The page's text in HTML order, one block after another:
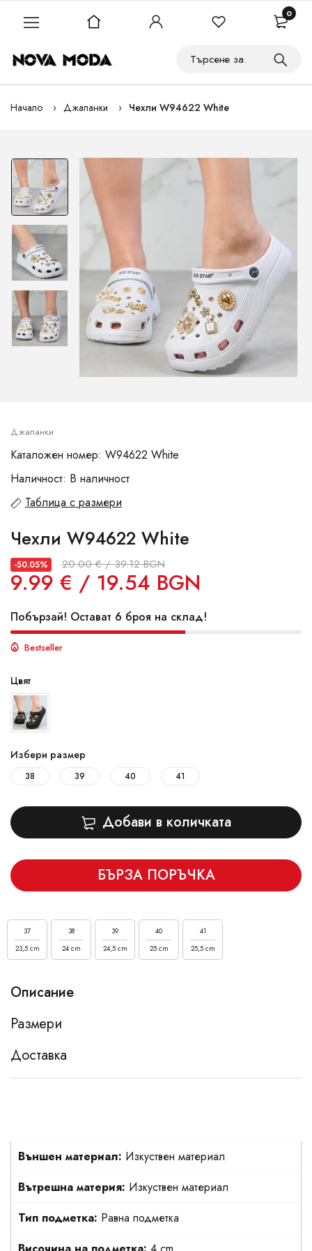
Начало Джапанки Чехли W94622 White
Джапанки
Каталожен номер: W94622 White
Наличност: В наличност
Таблица с размери
Чехли W94622 White
-50.05% 20.00 € / 39.12 BGN
9.99 € / 19.54 BGN
Побързай! Остават 6 броя на склад!
Bestseller
Цвят
Избери размер
38 39 40 41
Добави в количката
БЪРЗА ПОРЪЧКА
37
23,5 cm
38
24 cm
39
24,5 cm
40
25 cm
41
25,5 cm
Описание
Размери
Доставка
Външен материал: Изкуствен материал
Вътрешна материя: Изкуствен материал
Тип подметка: Равна подметка
0